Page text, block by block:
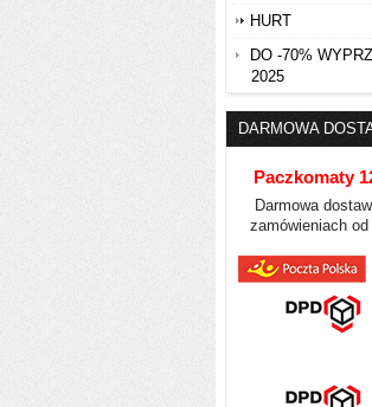
HURT
DO -70%
2025
DARMOWA
Paczkomaty
Darmowa
zamówieniach